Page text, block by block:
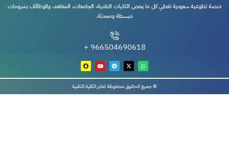
منصة تطوعية سعودية تغطي كل ما يخص الكليات التقنية، الجامعات، المعاهد، والوظائف بشروحات
مبسطة ومحدثة.
966504690618 +
© جميع الحقوق محفوظة لعابر الكلية التقنية